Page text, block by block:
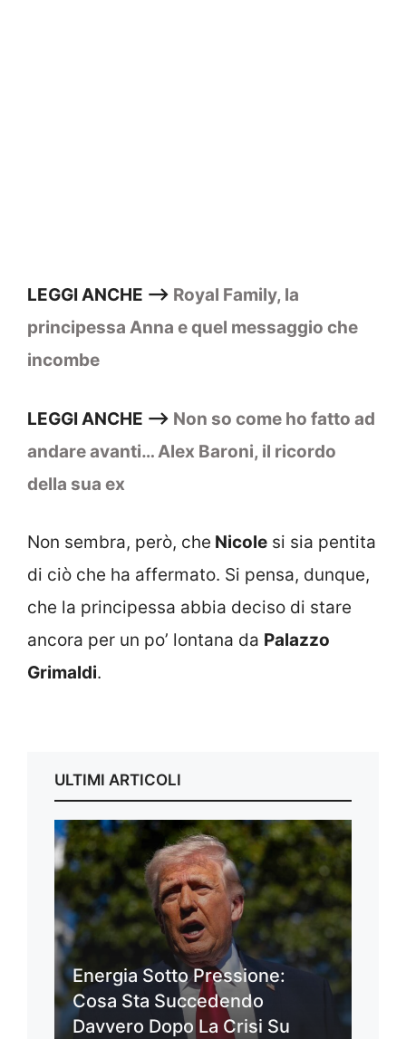
LEGGI ANCHE –> Royal Family, la
principessa Anna e quel messaggio che
incombe
LEGGI ANCHE –> Non so come ho fatto ad
andare avanti… Alex Baroni, il ricordo
della sua ex
Non sembra, però, che Nicole si sia pentita
di ciò che ha affermato. Si pensa, dunque,
che la principessa abbia deciso di stare
ancora per un po’ lontana da Palazzo
Grimaldi.
ULTIMI ARTICOLI
Energia Sotto Pressione:
Cosa Sta Succedendo
Davvero Dopo La Crisi Su